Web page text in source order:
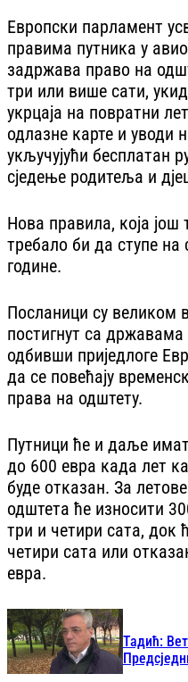
Европски парламент
правима путника у
задржава право на
три или више сати,
укрцаја на повратни
одлазне карте и уводи
укључујући бесплатан
сједење родитеља и
Нова правила, која још
требало би да ступе на
године.
Посланици су великом
постигнут са
одбивши приједлоге
да се повећају
права на одштету.
Путници ће и даље
до 600 евра када лет
буде отказан. За
одштета ће износити
три и четири сата,
четири сата или
евра.
Тадић: